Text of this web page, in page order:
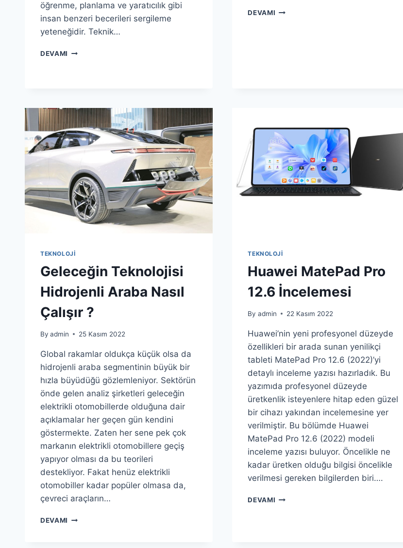
öğrenme, planlama ve yaratıcılık gibi
insan benzeri becerileri sergileme
yeteneğidir. Teknik…
DEVAMI YAPAY
KULLANIM
ALANLARI
NELERDIR
?
DEVAMI MONSTER
TEKNOLOJI
Geleceğin Teknolojisi
Hidrojenli Araba Nasıl
Çalışır ?
By admin 25 Kasım 2022
Global rakamlar oldukça küçük olsa da
hidrojenli araba segmentinin büyük bir
hızla büyüdüğü gözlemleniyor. Sektörün
önde gelen analiz şirketleri geleceğin
elektrikli otomobillerde olduğuna dair
açıklamalar her geçen gün kendini
göstermekte. Zaten her sene pek çok
markanın elektrikli otomobillere geçiş
yapıyor olması da bu teorileri
destekliyor. Fakat henüz elektrikli
otomobiller kadar popüler olmasa da,
çevreci araçların…
DEVAMI GELECEĞIN
TEKNOLOJI
Huawei MatePad Pro
12.6 İncelemesi
By admin 22 Kasım 2022
Huawei’nin yeni profesyonel düzeyde
özellikleri bir arada sunan yenilikçi
tableti MatePad Pro 12.6 (2022)’yi
detaylı inceleme yazısı hazırladık. Bu
yazımıda profesyonel düzeyde
üretkenlik isteyenlere hitap eden güzel
bir cihazı yakından incelemesine yer
verilmiştir. Bu bölümde Huawei
MatePad Pro 12.6 (2022) modeli
inceleme yazısı buluyor. Öncelikle ne
kadar üretken olduğu bilgisi öncelikle
verilmesi gereken bilgilerden biri….
DEVAMI HUAWEI